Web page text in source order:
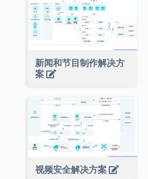
新闻和节目制作解决方
案
视频安全解决方案